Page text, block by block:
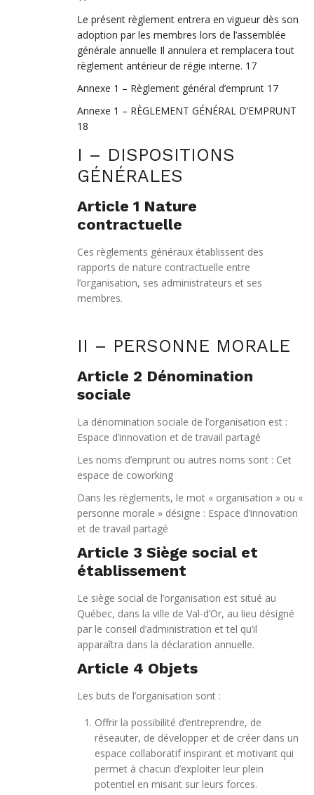
Le présent règlement entrera en vigueur dès son
adoption par les membres lors de l’assemblée
générale annuelle Il annulera et remplacera tout
règlement antérieur de régie interne. 17
Annexe 1 – Règlement général d’emprunt 17
Annexe 1 – RÈGLEMENT GÉNÉRAL D’EMPRUNT
18
I – DISPOSITIONS
GÉNÉRALES
Article 1 Nature
contractuelle
Ces règlements généraux établissent des
rapports de nature contractuelle entre
l’organisation, ses administrateurs et ses
membres.
II – PERSONNE MORALE
Article 2 Dénomination
sociale
La dénomination sociale de l’organisation est :
Espace d’innovation et de travail partagé
Les noms d’emprunt ou autres noms sont : Cet
espace de coworking
Dans les règlements, le mot « organisation » ou «
personne morale » désigne : Espace d’innovation
et de travail partagé
Article 3 Siège social et
établissement
Le siège social de l’organisation est situé au
Québec, dans la ville de Val-d’Or, au lieu désigné
par le conseil d’administration et tel qu’il
apparaîtra dans la déclaration annuelle.
Article 4 Objets
Les buts de l’organisation sont :
Offrir la possibilité d’entreprendre, de
réseauter, de développer et de créer dans un
espace collaboratif inspirant et motivant qui
permet à chacun d’exploiter leur plein
potentiel en misant sur leurs forces.